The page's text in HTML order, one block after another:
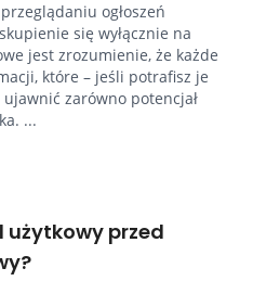
ogłoszeń
się wyłącznie na
jest zrozumienie, że każde
które – jeśli potrafisz je
ujawnić zarówno potencjał
...
użytkowy przed